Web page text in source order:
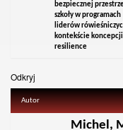
bezpiecznej
szkoły w programach
liderów
kontekście koncepcji
resilience
Odkryj
Autor
Michel,